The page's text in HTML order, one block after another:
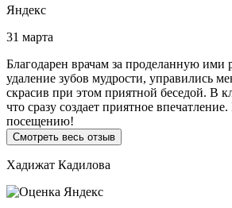
Яндекс
31 марта
Благодарен врачам за проделанную ими
удаление зубов мудрости, управились
скрасив при этом приятной беседой. В
что сразу создает приятное
посещению!
Смотреть весь отзыв
Хадижат Кадилова